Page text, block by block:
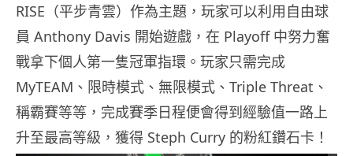
RISE（平步青雲）作為主題，玩家可以利用自由球
員 Anthony Davis 開始遊戲，在 Playoff 中努力奮
戰拿下個人第一隻冠軍指環。玩家只需完成
MyTEAM、限時模式、無限模式、Triple Threat、
稱霸賽等等，完成賽季日程便會得到經驗值一路上
升至最高等級，獲得 Steph Curry 的粉紅鑽石卡！